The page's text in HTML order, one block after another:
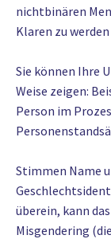
nichtbinären
Klaren zu
Sie können Ihre
Weise zeigen:
Person im
Stimmen Name
überein, kann
Misgendering